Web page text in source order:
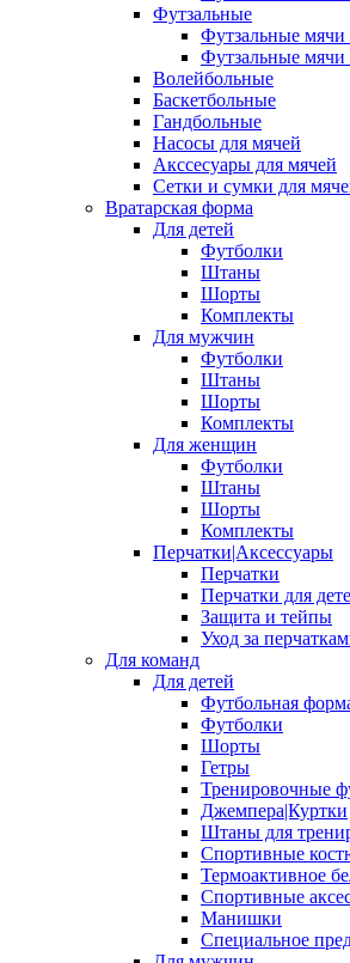
Футзальные
Футзальные мячи
Футзальные мячи
Волейбольные
Баскетбольные
Гандбольные
Насосы для мячей
Акссесуары для мячей
Сетки и сумки для
Вратарская форма
Для детей
Футболки
Штаны
Шорты
Комплекты
Для мужчин
Футболки
Штаны
Шорты
Комплекты
Для женщин
Футболки
Штаны
Шорты
Комплекты
Перчатки|Аксессуары
Перчатки
Перчатки для
Защита и тейпы
Уход за
Для команд
Для детей
Футбольная
Футболки
Шорты
Гетры
Тренировочные
Джемпера|Куртки
Штаны для
Спортивные
Термоактивное
Спортивные
Манишки
Специальное